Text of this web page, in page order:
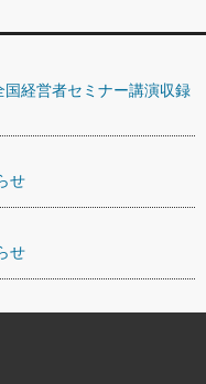
国経営者セミナー講演収録
せ
せ